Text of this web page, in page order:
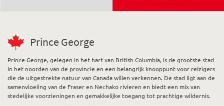
Prince George
Prince George, gelegen in het hart van British Columbia, is de grootste stad
in het noorden van de provincie en een belangrijk knooppunt voor reizigers
die de uitgestrekte natuur van Canada willen verkennen. De stad ligt aan de
samenvloeiing van de Fraser en Nechako rivieren en biedt een mix van
stedelijke voorzieningen en gemakkelijke toegang tot prachtige wildernis.